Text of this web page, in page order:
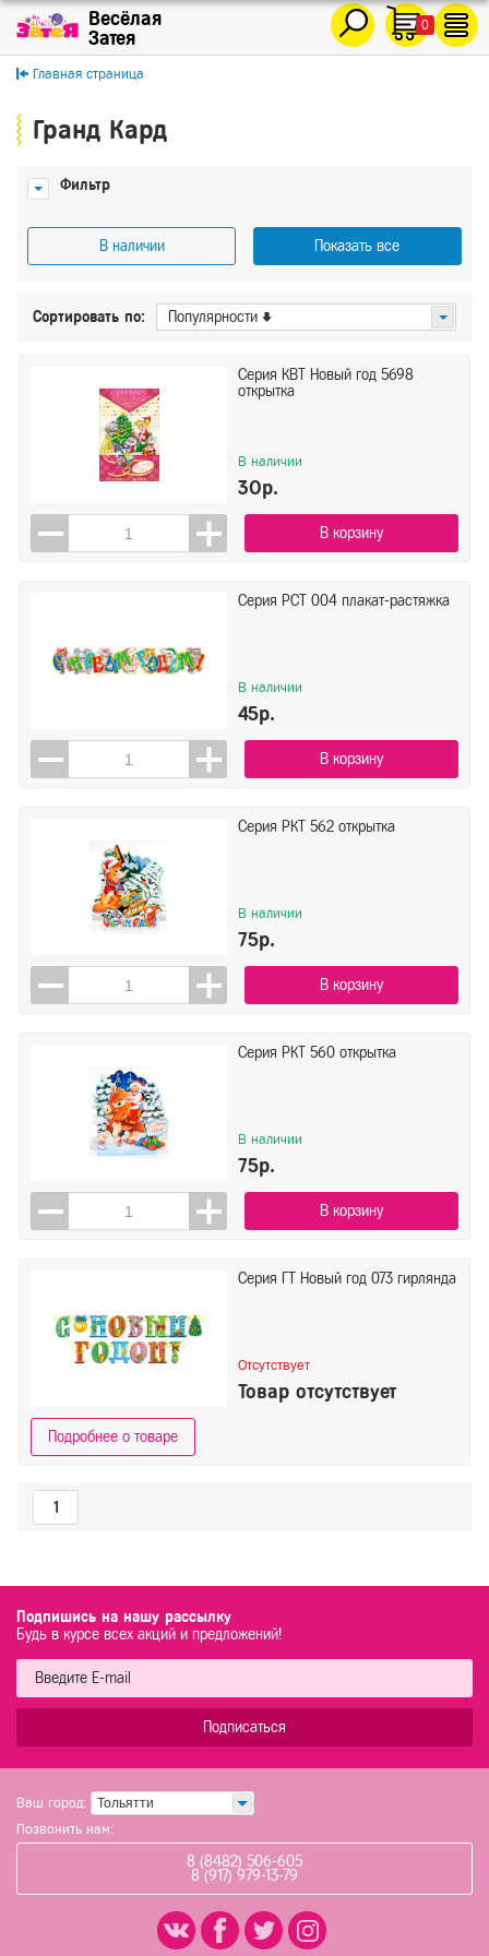
0
Главная страница
Гранд Кард
Фильтр
В наличии Показать все
Показать
Сортировать по: Популярности
Серия КВТ Новый год 5698
открытка
В наличии
30р.
В корзину
Серия РСТ 004 плакат-растяжка
В наличии
45р.
В корзину
Серия РКТ 562 открытка
В наличии
75р.
В корзину
Серия РКТ 560 открытка
В наличии
75р.
В корзину
Серия ГТ Новый год 073 гирлянда
Отсутствует
Товар отсутствует
Подробнее о товаре
1
Подпишись на нашу рассылку
Будь в курсе всех акций и предложений!
Подписаться
Ваш город: Тольятти
Позвонить нам:
8 (8482) 506-605
8 (917) 979-13-79